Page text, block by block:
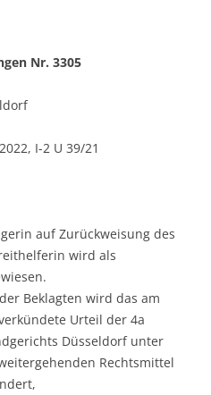
Nr. 3305
I-2 U 39/21
auf Zurückweisung des
wird als
Beklagten wird das am
Urteil der 4a
Düsseldorf unter
Rechtsmittel